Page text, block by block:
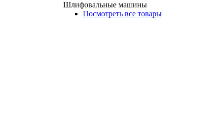
Шлифовальные машины
Посмотреть все товары